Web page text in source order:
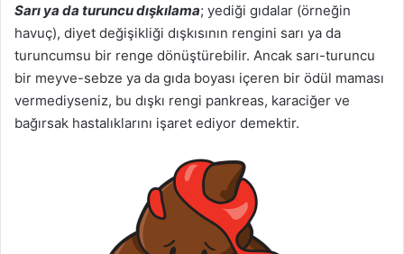
Sarı ya da turuncu dışkılama; yediği gıdalar (örneğin
havuç), diyet değişikliği dışkısının rengini sarı ya da
turuncumsu bir renge dönüştürebilir. Ancak sarı-turuncu
bir meyve-sebze ya da gıda boyası içeren bir ödül maması
vermediyseniz, bu dışkı rengi pankreas, karaciğer ve
bağırsak hastalıklarını işaret ediyor demektir.